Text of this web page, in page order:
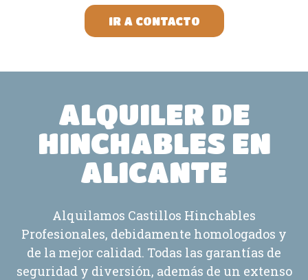
IR A CONTACTO
ALQUILER DE
HINCHABLES EN
ALICANTE
Alquilamos Castillos Hinchables
Profesionales, debidamente homologados y
de la mejor calidad. Todas las garantías de
seguridad y diversión, además de un extenso